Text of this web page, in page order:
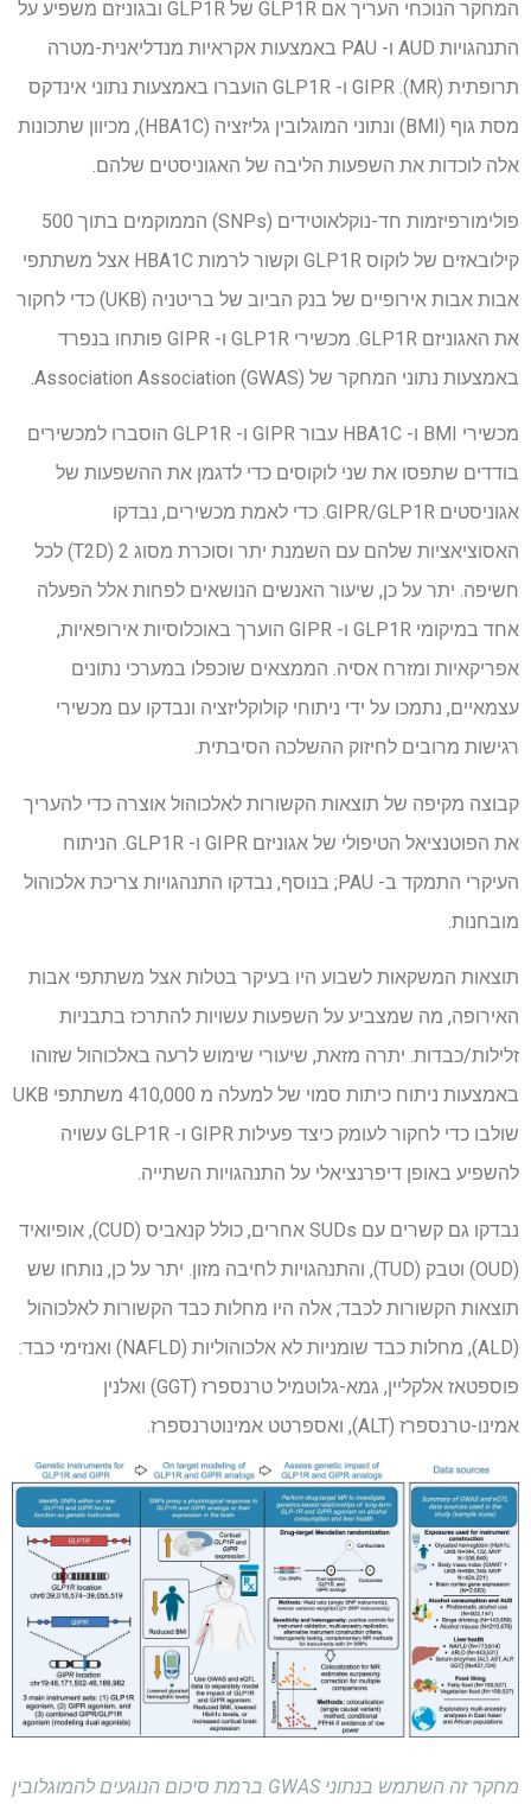
המחקר הנוכחי העריך אם GLP1R של GLP1R ובגוניזם משפיע על
התנהגויות AUD ו- PAU באמצעות אקראיות מנדליאנית-מטרה
תרופתית (MR). GIPR ו- GLP1R הועברו באמצעות נתוני אינדקס
מסת גוף (BMI) ונתוני המוגלובין גליזציה (HBA1C), מכיוון שתכונות
אלה לוכדות את השפעות הליבה של האגוניסטים שלהם.
פולימורפיזמות חד-נוקלאוטידים (SNPs) הממוקמים בתוך 500
קילובאזים של לוקוס GLP1R וקשור לרמות HBA1C אצל משתתפי
אבות אבות אירופיים של בנק הביוב של בריטניה (UKB) כדי לחקור
את האגוניזם GLP1R. מכשירי GLP1R ו- GIPR פותחו בנפרד
באמצעות נתוני המחקר של Association Association (GWAS).
מכשירי BMI ו- HBA1C עבור GIPR ו- GLP1R הוסברו למכשירים
בודדים שתפסו את שני לוקוסים כדי לדגמן את ההשפעות של
אגוניסטים GIPR/GLP1R. כדי לאמת מכשירים, נבדקו
האסוציאציות שלהם עם השמנת יתר וסוכרת מסוג 2 (T2D) לכל
חשיפה. יתר על כן, שיעור האנשים הנושאים לפחות אלל הפעלה
אחד במיקומי GLP1R ו- GIPR הוערך באוכלוסיות אירופאיות,
אפריקאיות ומזרח אסיה. הממצאים שוכפלו במערכי נתונים
עצמאיים, נתמכו על ידי ניתוחי קולוקליזציה ונבדקו עם מכשירי
רגישות מרובים לחיזוק ההשלכה הסיבתית.
קבוצה מקיפה של תוצאות הקשורות לאלכוהול אוצרה כדי להעריך
את הפוטנציאל הטיפולי של אגוניזם GIPR ו- GLP1R. הניתוח
העיקרי התמקד ב- PAU; בנוסף, נבדקו התנהגויות צריכת אלכוהול
מובחנות.
תוצאות המשקאות לשבוע היו בעיקר בטלות אצל משתתפי אבות
האירופה, מה שמצביע על השפעות עשויות להתרכז בתבניות
זלילות/כבדות. יתרה מזאת, שיעורי שימוש לרעה באלכוהול שזוהו
באמצעות ניתוח כיתות סמוי של למעלה מ 410,000 משתתפי UKB
שולבו כדי לחקור לעומק כיצד פעילות GIPR ו- GLP1R עשויה
להשפיע באופן דיפרנציאלי על התנהגויות השתייה.
נבדקו גם קשרים עם SUDs אחרים, כולל קנאביס (CUD), אופיואיד
(OUD) וטבק (TUD), והתנהגויות לחיבה מזון. יתר על כן, נותחו שש
תוצאות הקשורות לכבד; אלה היו מחלות כבד הקשורות לאלכוהול
(ALD), מחלות כבד שומניות לא אלכוהוליות (NAFLD) ואנזימי כבד:
פוספטאז אלקליין, גמא-גלוטמיל טרנספרז (GGT) ואלנין
אמינו-טרנספרז (ALT), ואספרטט אמינוטרנספרז.
מחקר זה השתמש בנתוני GWAS ברמת סיכום הנוגעים להמוגלובין